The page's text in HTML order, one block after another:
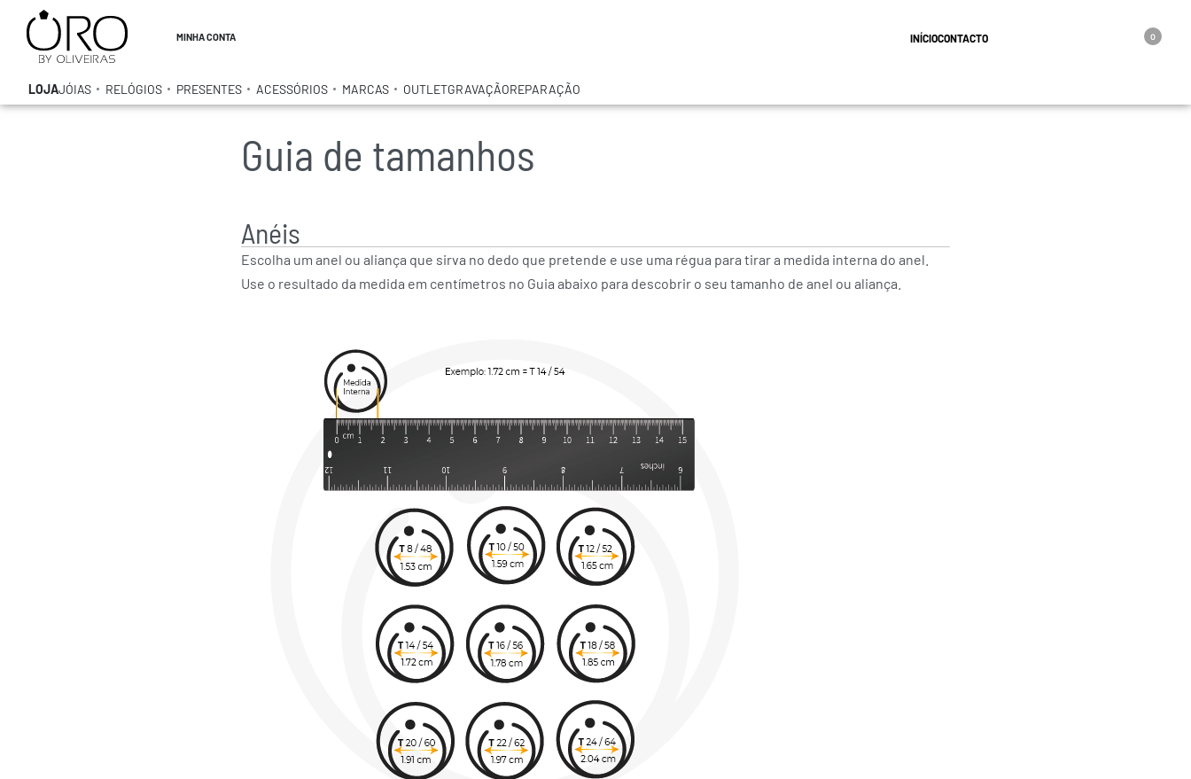
MINHA CONTA INÍCIOCONTACTO 0
LOJAJÓIAS RELÓGIOS PRESENTES ACESSÓRIOS MARCAS OUTLETGRAVAÇÃOREPARAÇÃO
Guia de tamanhos
Anéis
Escolha um anel ou aliança que sirva no dedo que pretende e use uma régua para tirar a medida interna do anel.
Use o resultado da medida em centímetros no Guia abaixo para descobrir o seu tamanho de anel ou aliança.